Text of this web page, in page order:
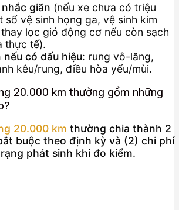
giãn (nếu xe chưa có triệu
số vệ sinh họng ga, vệ sinh kim
lọc gió động cơ nếu còn sạch
thực tế).
nếu có dấu hiệu: rung vô-lăng,
kêu/rung, điều hòa yếu/mùi.
20.000 km thường gồm những
20.000 km thường chia thành 2
buộc theo định kỳ và (2) chi phí
phát sinh khi đo kiểm.